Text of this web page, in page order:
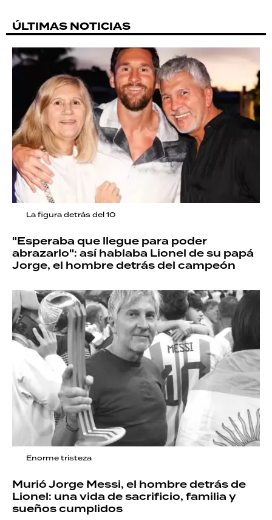
ÚLTIMAS NOTICIAS
La figura detrás del 10
"Esperaba que llegue para poder
abrazarlo": así hablaba Lionel de su papá
Jorge, el hombre detrás del campeón
Enorme tristeza
Murió Jorge Messi, el hombre detrás de
Lionel: una vida de sacrificio, familia y
sueños cumplidos